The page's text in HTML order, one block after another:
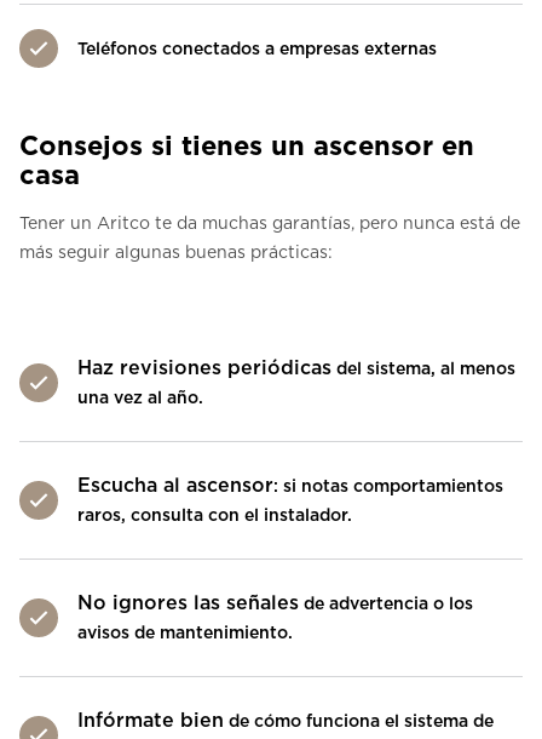
Teléfonos conectados a empresas externas
Consejos si tienes un ascensor en
casa
Tener un Aritco te da muchas garantías, pero nunca está de
más seguir algunas buenas prácticas:
Haz revisiones periódicas del sistema, al menos
una vez al año.
Escucha al ascensor: si notas comportamientos
raros, consulta con el instalador.
No ignores las señales de advertencia o los
avisos de mantenimiento.
Infórmate bien de cómo funciona el sistema de